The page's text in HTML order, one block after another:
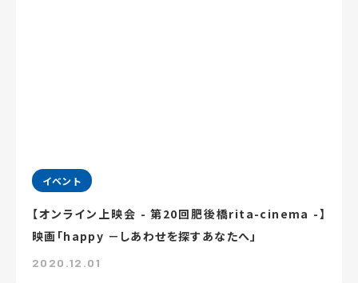
イベント
【オンライン上映会 - 第20回肥後橋rita-cinema -】
映画「happy －しあわせを探すあなたへ」
2020.12.01